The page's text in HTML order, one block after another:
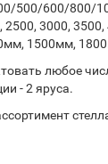
500/600/800/
2500, 3000,
1500мм,
любое
- 2 яруса.